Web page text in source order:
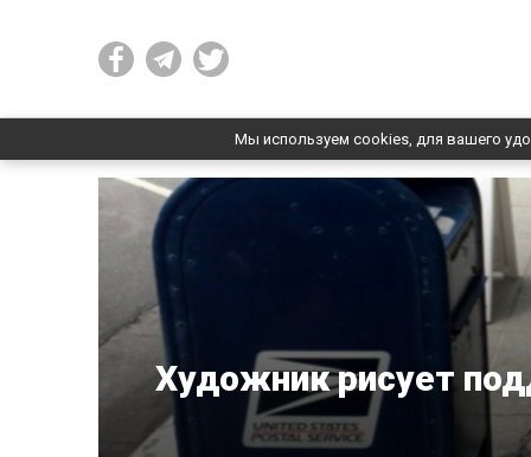
Мы используем cookies, для вашего
Художник рисует